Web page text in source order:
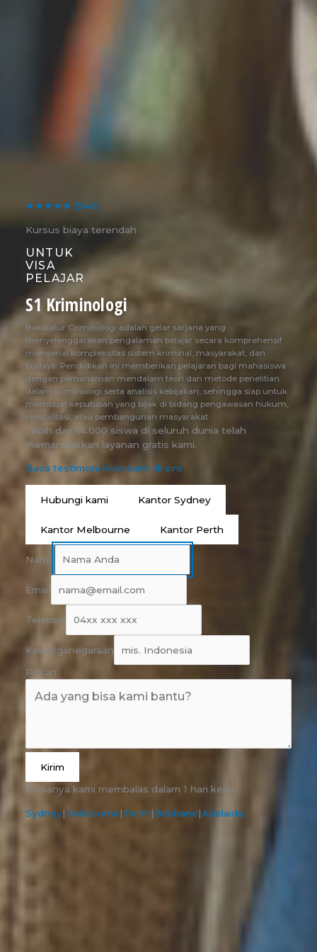
★★★★★ (540)
Kursus biaya terendah
UNTUK
VISA
PELAJAR
S1 Kriminologi
Bakalatur Criminologi adalah gelar sarjana yang
menyelenggarakan pengalaman belajar secara komprehensif
mengenai kompleksitas sistem kriminal, masyarakat, dan
budaya. Pendidikan ini memberikan pelajaran bagi mahasiswa
dengan pemahaman mendalam teori dan metode penelitian
dalam criminologi serta analisis kebijakan, sehingga siap untuk
membuat keputusan yang bijak di bidang pengawasan hukum,
rehabilitasi, atau pembangunan masyarakat.
Lebih dari 14.000 siswa di seluruh dunia telah
memanfaatkan layanan gratis kami.
Baca testimoni klien kami di sini
Hubungi kami Kantor Sydney
Kantor Melbourne Kantor Perth
Nama
Email
Telepon
Kewarganegaraan
Pesan
Kirim
Biasanya kami membalas dalam 1 hari kerja.
Sydney|Melbourne|Perth|Brisbane|Adelaide